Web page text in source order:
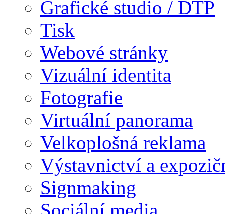
Grafické studio / DTP
Tisk
Webové stránky
Vizuální identita
Fotografie
Virtuální panorama
Velkoplošná reklama
Výstavnictví a
Signmaking